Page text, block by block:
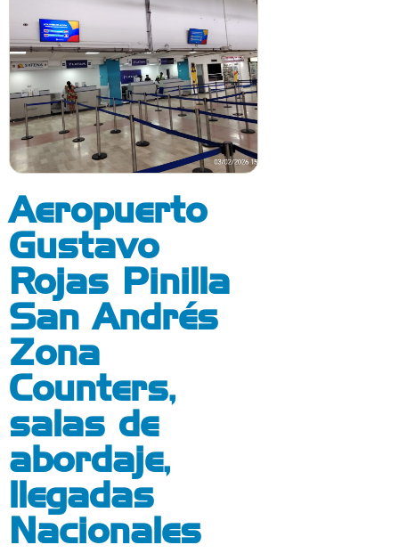
Aeropuerto
Gustavo
Rojas Pinilla
San Andrés
Zona
Counters,
salas de
abordaje,
llegadas
Nacionales